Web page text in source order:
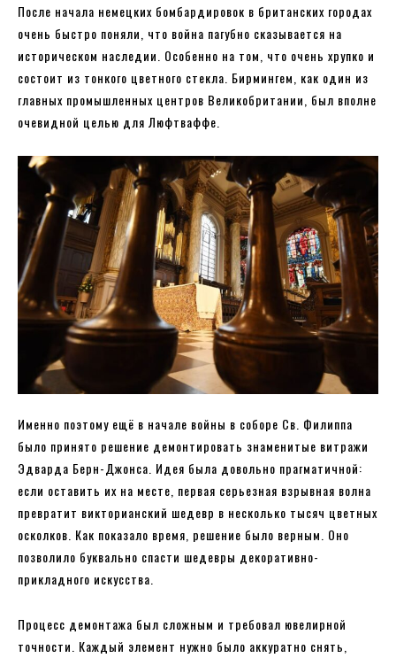
После начала немецких бомбардировок в британских городах
очень быстро поняли, что война пагубно сказывается на
историческом наследии. Особенно на том, что очень хрупко и
состоит из тонкого цветного стекла. Бирмингем, как один из
главных промышленных центров Великобритании, был вполне
очевидной целью для Люфтваффе.
Именно поэтому ещё в начале войны в соборе Св. Филиппа
было принято решение демонтировать знаменитые витражи
Эдварда Берн-Джонса. Идея была довольно прагматичной:
если оставить их на месте, первая серьезная взрывная волна
превратит викторианский шедевр в несколько тысяч цветных
осколков. Как показало время, решение было верным. Оно
позволило буквально спасти шедевры декоративно-
прикладного искусства.
Процесс демонтажа был сложным и требовал ювелирной
точности. Каждый элемент нужно было аккуратно снять,